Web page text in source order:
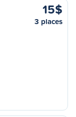
15$
3 places